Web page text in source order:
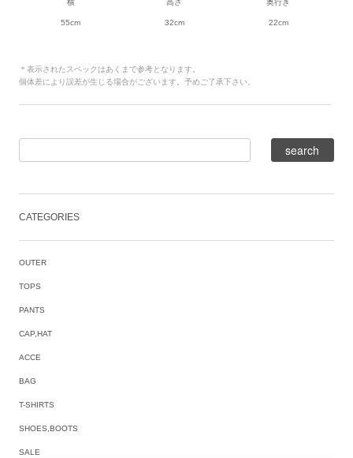
横 高さ 奥行き
55cm 32cm 22cm
＊表示されたスペックはあくまで参考となります。
個体差により誤差が生じる場合がございます。予めご了承下さい。
CATEGORIES
OUTER
TOPS
PANTS
CAP,HAT
ACCE
BAG
T-SHIRTS
SHOES,BOOTS
SALE